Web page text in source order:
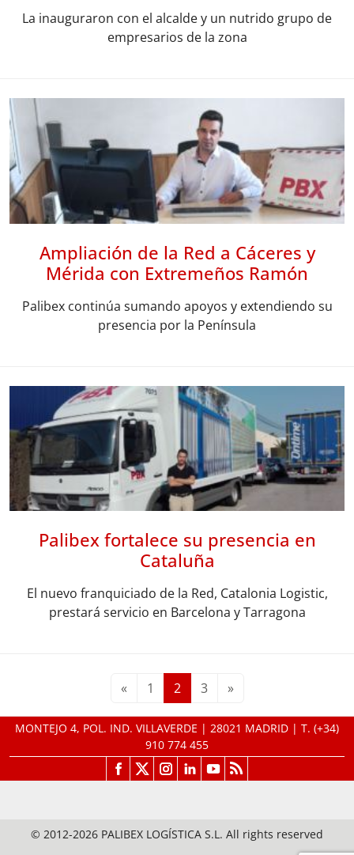
La inauguraron con el alcalde y un nutrido grupo de
empresarios de la zona
Ampliación de la Red a Cáceres y
Mérida con Extremeños Ramón
Palibex continúa sumando apoyos y extendiendo su
presencia por la Península
Palibex fortalece su presencia en
Cataluña
El nuevo franquiciado de la Red, Catalonia Logistic,
prestará servicio en Barcelona y Tarragona
« 1 2 3 »
MONTEJO 4, POL. IND. VILLAVERDE | 28021 MADRID | T. (+34)
910 774 455
© 2012-2026 PALIBEX LOGÍSTICA S.L. All rights reserved